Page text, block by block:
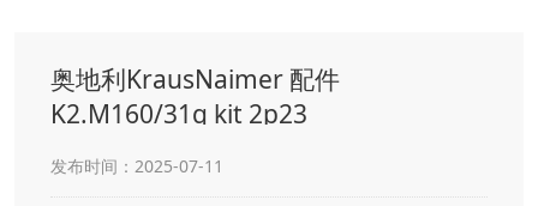
奥地利KrausNaimer 配件
K2.M160/31q kit 2p23
发布时间：2025-07-11